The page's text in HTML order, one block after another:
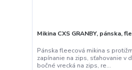
Mikina CXS GRANBY, pánska,
Pánska fleecová mikina s
zapínanie na zips, sťahovanie v
bočné vrecká na zips, re...